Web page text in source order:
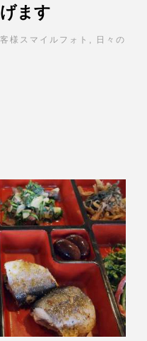
ます
様スマイルフォト
日々の